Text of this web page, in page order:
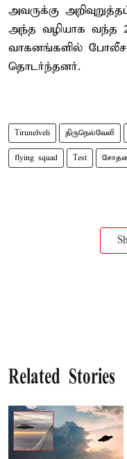
அவருக்கு
அந்த வழியாக வந்த
வாகனங்களில்
தொடர்ந்தனர்.
Tirunelveli திருநெல்வேலி
flying squad Test
Related Stories